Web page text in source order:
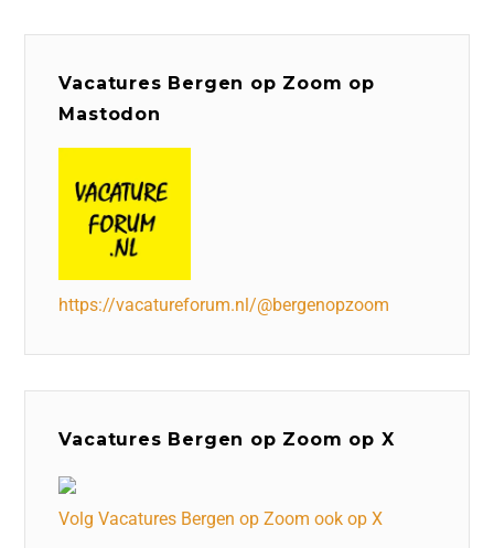
Vacatures Bergen op Zoom op
Mastodon
https://vacatureforum.nl/@bergenopzoom
Vacatures Bergen op Zoom op X
Volg Vacatures Bergen op Zoom ook op X